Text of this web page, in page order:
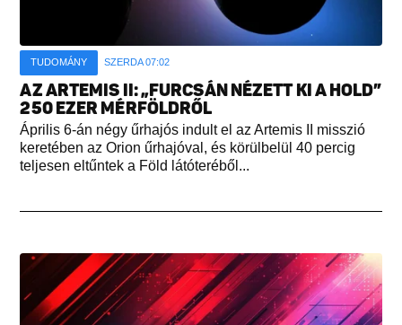
TUDOMÁNY SZERDA 07:02
AZ ARTEMIS II: „FURCSÁN NÉZETT KI A HOLD”
250 EZER MÉRFÖLDRŐL
Április 6-án négy űrhajós indult el az Artemis II misszió
keretében az Orion űrhajóval, és körülbelül 40 percig
teljesen eltűntek a Föld látóteréből...